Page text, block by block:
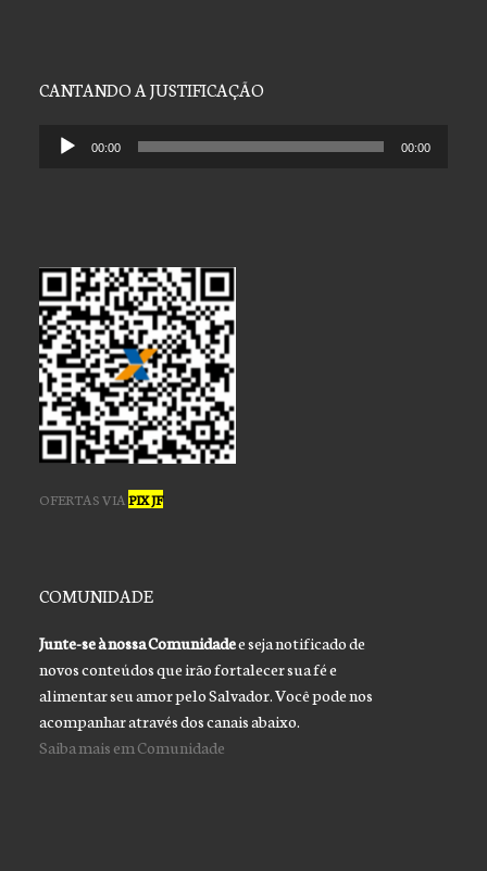
CANTANDO A JUSTIFICAÇÃO
Tocador 00:00 00:00
OFERTAS VIA PIX JF
COMUNIDADE
Junte-se à nossa Comunidadee seja notificado de
novos conteúdos que irão fortalecer sua fé e
alimentar seu amor pelo Salvador. Você pode nos
acompanhar através dos canais abaixo.
Saiba mais em Comunidade